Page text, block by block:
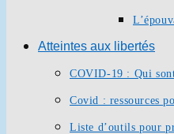
Atteintes aux libertés
COVID-19 : Qui
Covid : ressources
Liste d’outils pour